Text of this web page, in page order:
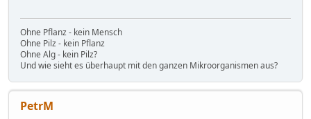
Ohne Pflanz - kein Mensch
Ohne Pilz - kein Pflanz
Ohne Alg - kein Pilz?
Und wie sieht es überhaupt mit den ganzen Mikroorganismen aus?
PetrM